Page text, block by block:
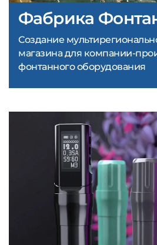
Фабрика
Создание
магазина для компании-
фонтанного оборудования